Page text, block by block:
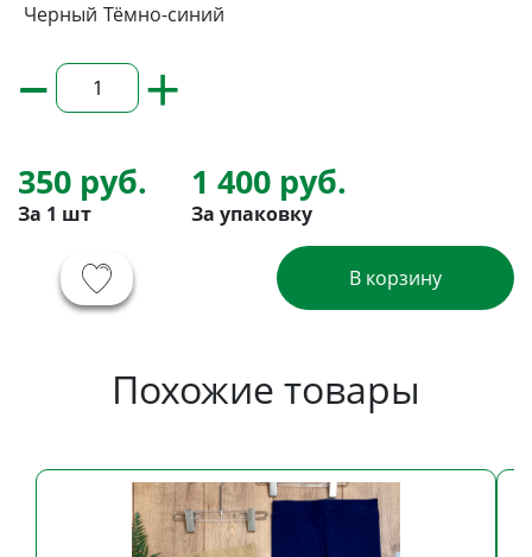
Черный Тёмно-синий
350 руб.
За 1 шт
1 400 руб.
За упаковку
– +
В корзину
Похожие товары